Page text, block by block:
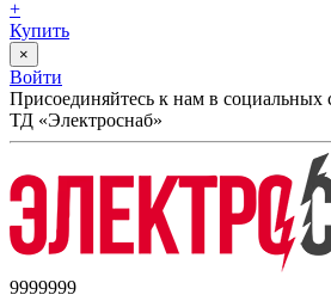
+
Купить
×
Войти
Присоединяйтесь к нам в социальных
ТД «Электроснаб»
9999999